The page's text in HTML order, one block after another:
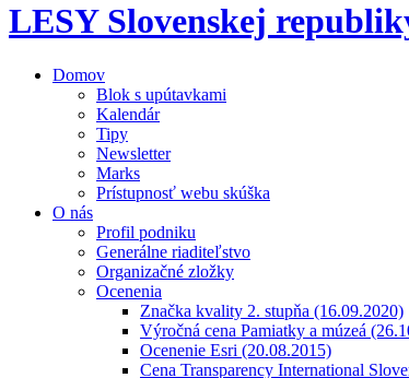
LESY Slovenskej
Domov
Blok s upútavkami
Kalendár
Tipy
Newsletter
Marks
Prístupnosť webu skúška
O nás
Profil podniku
Generálne riaditeľstvo
Organizačné zložky
Ocenenia
Značka kvality 2. stupňa (16.09.2020)
Výročná cena Pamiatky a múzeá
Ocenenie Esri (20.08.2015)
Cena Transparency International